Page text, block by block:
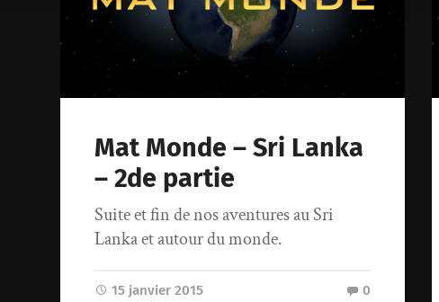
Mat Monde – Sri Lanka
– 2de partie
Suite et fin de nos aventures au Sri
Lanka et autour du monde.
15 janvier 2015 0